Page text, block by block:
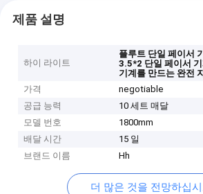
제품 설명
하이 라이트
플루트 단일 페이서
3.5*2 단일 페이서
기계를 만드는 완전
가격
negotiable
공급 능력
10 세트 매달
모델 번호
1800mm
배달 시간
15 일
브랜드 이름
Hh
더 많은 것을 전망하십